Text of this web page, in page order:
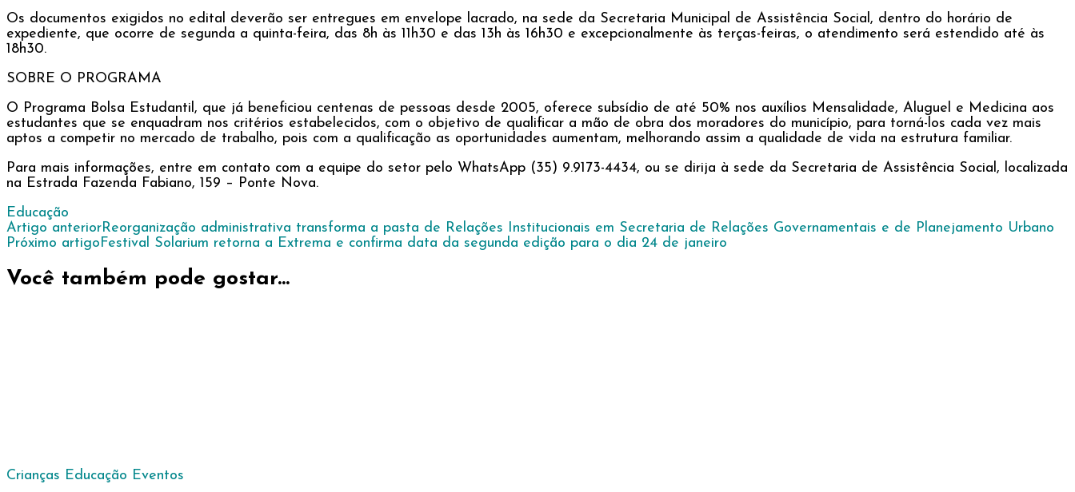
Os documentos exigidos no edital deverão ser entregues em envelope lacrado, na sede da Secretaria Municipal de Assistência Social, dentro do horário de
expediente, que ocorre de segunda a quinta-feira, das 8h às 11h30 e das 13h às 16h30 e excepcionalmente às terças-feiras, o atendimento será estendido até às
18h30.
SOBRE O PROGRAMA
O Programa Bolsa Estudantil, que já beneficiou centenas de pessoas desde 2005, oferece subsídio de até 50% nos auxílios Mensalidade, Aluguel e Medicina aos
estudantes que se enquadram nos critérios estabelecidos, com o objetivo de qualificar a mão de obra dos moradores do município, para torná-los cada vez mais
aptos a competir no mercado de trabalho, pois com a qualificação as oportunidades aumentam, melhorando assim a qualidade de vida na estrutura familiar.
Para mais informações, entre em contato com a equipe do setor pelo WhatsApp (35) 9.9173-4434, ou se dirija à sede da Secretaria de Assistência Social, localizada
na Estrada Fazenda Fabiano, 159 – Ponte Nova.
Educação
Navegação
de
post
Artigo anteriorReorganização administrativa transforma a pasta de Relações Institucionais em Secretaria de Relações Governamentais e de Planejamento Urbano
Próximo artigoFestival Solarium retorna a Extrema e confirma data da segunda edição para o dia 24 de janeiro
Você também pode gostar...
Crianças Educação Eventos